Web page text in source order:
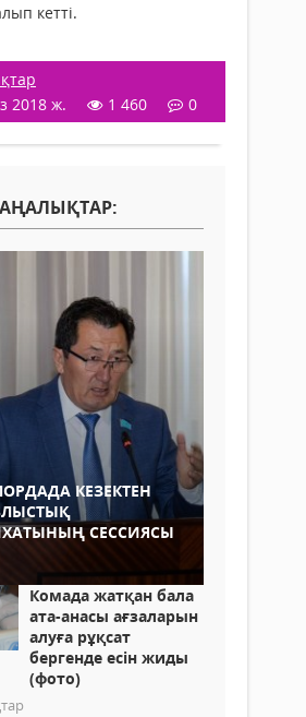
кетті.
2018 ж.
1 460 0
КЕЗЕКТЕН
СЕССИЯСЫ
Комада жатқан бала
ата-анасы ағзаларын
алуға рұқсат
бергенде есін жиды
(фото)